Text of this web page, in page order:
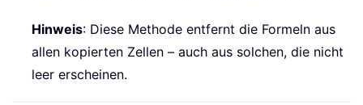
Hinweis: Diese Methode entfernt die Formeln aus
allen kopierten Zellen – auch aus solchen, die nicht
leer erscheinen.